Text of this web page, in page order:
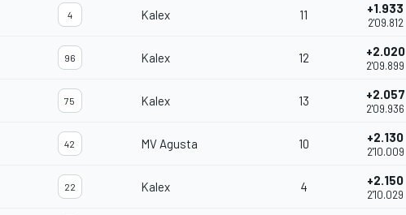
4 Kalex 11 +1.933
2'09.812
96 Kalex 12 +2.020
2'09.899
75 Kalex 13 +2.057
2'09.936
42 MV Agusta 10 +2.130
2'10.009
22 Kalex 4 +2.150
2'10.029